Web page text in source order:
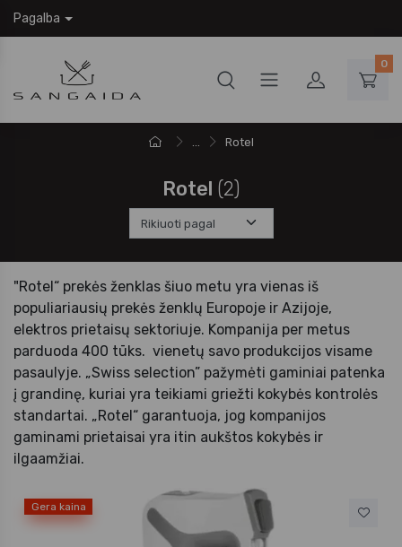
Pagalba
0
... Rotel
Rotel (2)
"Rotel“ prekės ženklas šiuo metu yra vienas iš
populiariausių prekės ženklų Europoje ir Azijoje,
elektros prietaisų sektoriuje. Kompanija per metus
parduoda 400 tūks. vienetų savo produkcijos visame
pasaulyje. „Swiss selection” pažymėti gaminiai patenka
į grandinę, kuriai yra teikiami griežti kokybės kontrolės
standartai. „Rotel“ garantuoja, jog kompanijos
gaminami prietaisai yra itin aukštos kokybės ir
ilgaamžiai.
Gera kaina